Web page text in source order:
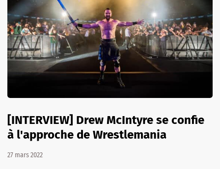
[INTERVIEW] Drew McIntyre se confie
à l'approche de Wrestlemania
27 mars 2022